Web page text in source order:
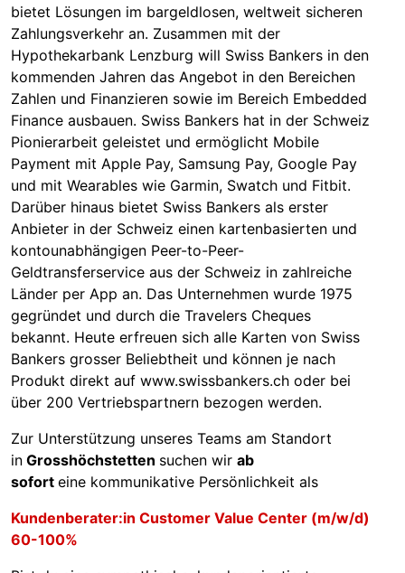
bietet Lösungen im bargeldlosen, weltweit sicheren
Zahlungsverkehr an. Zusammen mit der
Hypothekarbank Lenzburg will Swiss Bankers in den
kommenden Jahren das Angebot in den Bereichen
Zahlen und Finanzieren sowie im Bereich Embedded
Finance ausbauen. Swiss Bankers hat in der Schweiz
Pionierarbeit geleistet und ermöglicht Mobile
Payment mit Apple Pay, Samsung Pay, Google Pay
und mit Wearables wie Garmin, Swatch und Fitbit.
Darüber hinaus bietet Swiss Bankers als erster
Anbieter in der Schweiz einen kartenbasierten und
kontounabhängigen Peer-to-Peer-
Geldtransferservice aus der Schweiz in zahlreiche
Länder per App an. Das Unternehmen wurde 1975
gegründet und durch die Travelers Cheques
bekannt. Heute erfreuen sich alle Karten von Swiss
Bankers grosser Beliebtheit und können je nach
Produkt direkt auf www.swissbankers.ch oder bei
über 200 Vertriebspartnern bezogen werden.
Zur Unterstützung unseres Teams am Standort
in Grosshöchstetten suchen wir ab
sofort eine kommunikative Persönlichkeit als
Kundenberater:in Customer Value Center (m/w/d)
60-100%